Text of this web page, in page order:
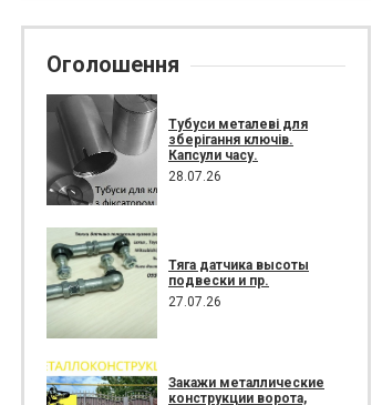
Оголошення
Тубуси металеві для
зберігання ключів.
Капсули часу.
28.07.26
Тяга датчика высоты
подвески и пр.
27.07.26
Закажи металлические
конструкции ворота,